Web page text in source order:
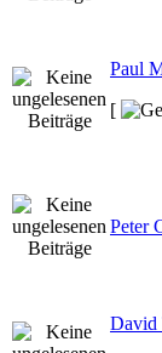
Paul
[
Peter
David